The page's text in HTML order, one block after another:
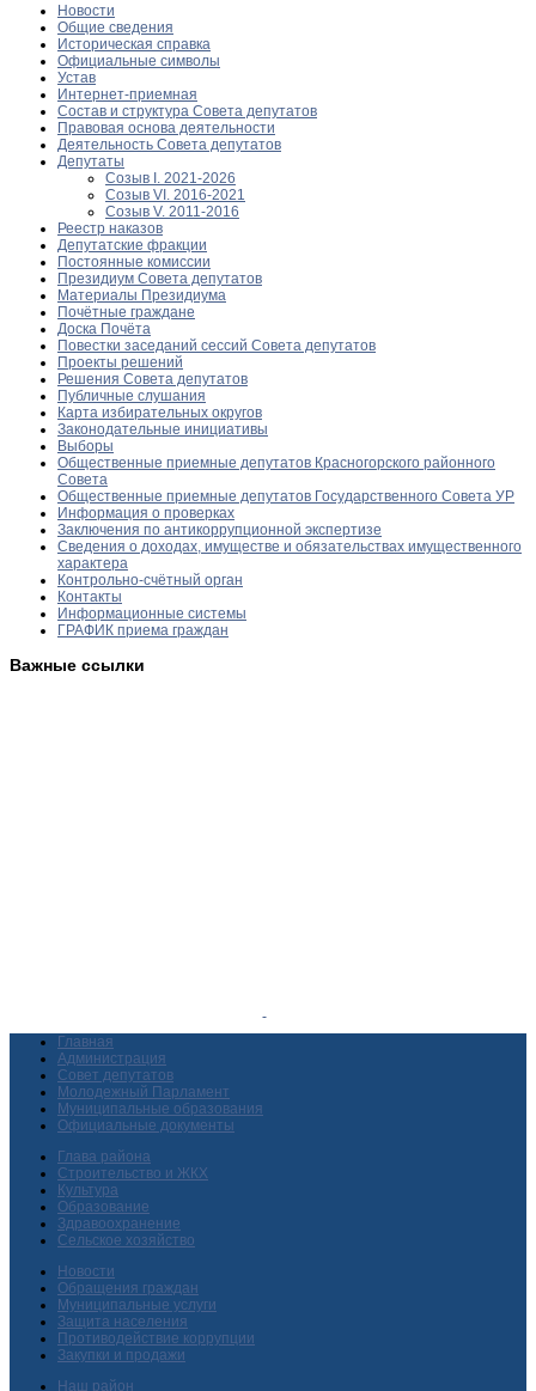
Новости
Общие сведения
Историческая справка
Официальные символы
Устав
Интернет-приемная
Состав и структура Совета депутатов
Правовая основа деятельности
Деятельность Совета депутатов
Депутаты
Созыв I. 2021-2026
Созыв VI. 2016-2021
Созыв V. 2011-2016
Реестр наказов
Депутатские фракции
Постоянные комиссии
Президиум Совета депутатов
Материалы Президиума
Почётные граждане
Доска Почёта
Повестки заседаний сессий Совета депутатов
Проекты решений
Решения Совета депутатов
Публичные слушания
Карта избирательных округов
Законодательные инициативы
Выборы
Общественные приемные депутатов Красногорского районного
Совета
Общественные приемные депутатов Государственного Совета УР
Информация о проверках
Заключения по антикоррупционной экспертизе
Сведения о доходах, имуществе и обязательствах имущественного
характера
Контрольно-счётный орган
Контакты
Информационные системы
ГРАФИК приема граждан
Важные ссылки
Главная
Администрация
Совет депутатов
Молодежный Парламент
Муниципальные образования
Официальные документы
Глава района
Строительство и ЖКХ
Культура
Образование
Здравоохранение
Сельское хозяйство
Новости
Обращения граждан
Муниципальные услуги
Защита населения
Противодействие коррупции
Закупки и продажи
Наш район